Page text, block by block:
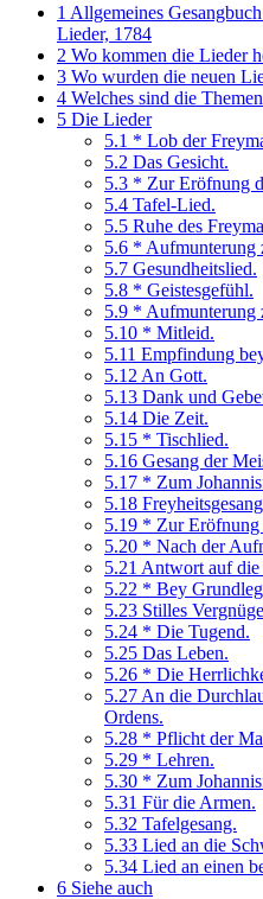
1 Allgemeines
Lieder, 1784
2 Wo kommen die Lieder
3 Wo wurden die neuen
4 Welches sind die
5 Die Lieder
5.1 * Lob der
5.2 Das Gesicht.
5.3 * Zur Eröfnung
5.4 Tafel-Lied.
5.5 Ruhe des
5.6 * Aufmunterung
5.7 Gesundheitslied.
5.8 * Geistesgefühl.
5.9 * Aufmunterung
5.10 * Mitleid.
5.11 Empfindung
5.12 An Gott.
5.13 Dank und
5.14 Die Zeit.
5.15 * Tischlied.
5.16 Gesang der
5.17 * Zum
5.18
5.19 * Zur Eröfnung
5.20 * Nach der
5.21 Antwort auf
5.22 * Bey
5.23 Stilles
5.24 * Die Tugend.
5.25 Das Leben.
5.26 * Die
5.27 An die
Ordens.
5.28 * Pflicht der
5.29 * Lehren.
5.30 * Zum
5.31 Für die Armen.
5.32 Tafelgesang.
5.33 Lied an die
5.34 Lied an einen
6 Siehe auch